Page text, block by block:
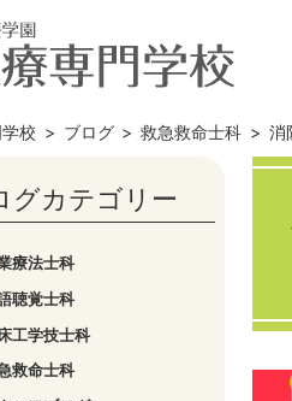
校 > ブログ > 救急救命士科 > 消
療法士科
聴覚士科
工学技士科
救命士科